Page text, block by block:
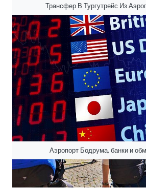
Трансфер В Тургутрейс Из
Аэропорт Бодрума, банки и